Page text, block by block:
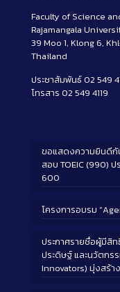
Faculty of Science
Rajamangala
39 Moo 1, Klong 6,
Thailand
ประชาสัมพันธ์ 02 549
โทรสาร 02 549 4119
ขอแสดงความยินดี
สอบ TOEIC (990)
600
โครงการอบรม
ประกาศรายชื่อผู้มีสิท
ประดิษฐ์ และนวัตกร
Innovators) มุ่งสร้